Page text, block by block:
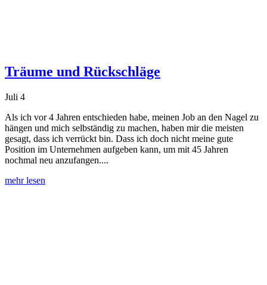
Träume und Rückschläge
Juli 4
Als ich vor 4 Jahren entschieden habe, meinen Job an den Nagel zu
hängen und mich selbständig zu machen, haben mir die meisten
gesagt, dass ich verrückt bin. Dass ich doch nicht meine gute
Position im Unternehmen aufgeben kann, um mit 45 Jahren
nochmal neu anzufangen....
mehr lesen